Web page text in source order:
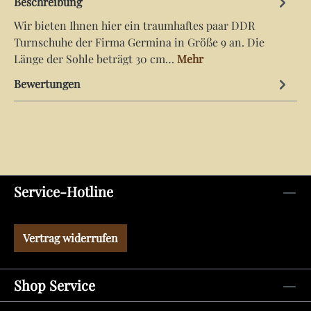
Wir bieten Ihnen hier ein traumhaftes paar DDR
Turnschuhe der Firma Germina in Größe 9 an. Die
Länge der Sohle beträgt 30 cm… Mehr
Bewertungen
Service-Hotline
Vertrag widerrufen
Shop Service